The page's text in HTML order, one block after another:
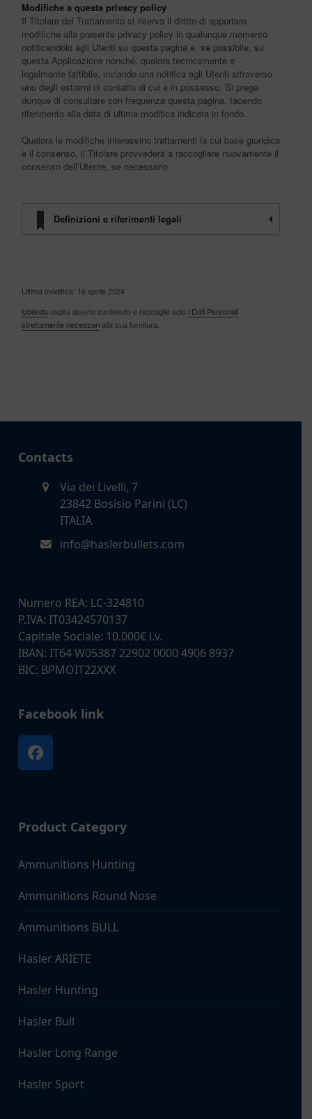
Modifiche a questa privacy policy
Il Titolare del Trattamento si riserva il diritto di apportare
modifiche alla presente privacy policy in qualunque momento
notificandolo agli Utenti su questa pagina e, se possibile, su
questa Applicazione nonché, qualora tecnicamente e
legalmente fattibile, inviando una notifica agli Utenti attraverso
uno degli estremi di contatto di cui è in possesso. Si prega
dunque di consultare con frequenza questa pagina, facendo
riferimento alla data di ultima modifica indicata in fondo.
Qualora le modifiche interessino trattamenti la cui base giuridica
è il consenso, il Titolare provvederà a raccogliere nuovamente il
consenso dell’Utente, se necessario.
Definizioni e riferimenti legali
Ultima modifica: 16 aprile 2024
iubenda ospita questo contenuto e raccoglie solo i Dati Personali
strettamente necessarialla sua fornitura.
Contacts
Via dei Livelli, 7
23842 Bosisio Parini (LC)
ITALIA
info@haslerbullets.com
Numero REA: LC-324810
P.IVA: IT03424570137
Capitale Sociale: 10.000€ i.v.
IBAN: IT64 W05387 22902 0000 4906 8937
BIC: BPMOIT22XXX
Facebook link
Facebook
Product Category
Ammunitions Hunting
Ammunitions Round Nose
Ammunitions BULL
Hasler ARIETE
Hasler Hunting
Hasler Bull
Hasler Long Range
Hasler Sport